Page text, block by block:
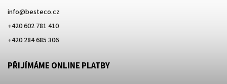
info@besteco.cz
+420 602 781 410
+420 284 685 306
PŘIJÍMÁME ONLINE PLATBY